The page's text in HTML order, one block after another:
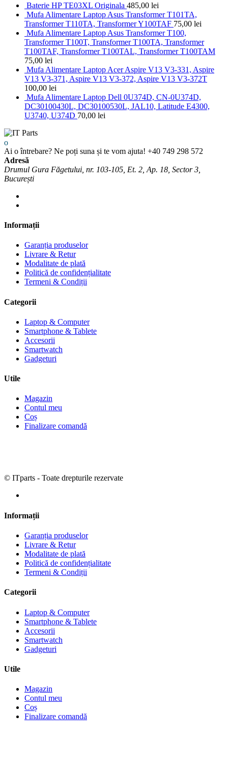
Baterie HP TE03XL Originala 485,00 lei
Mufa Alimentare Laptop Asus Transformer T101TA,
Transformer T110TA, Transformer Y100TAF 75,00 lei
Mufa Alimentare Laptop Asus Transformer T100,
Transformer T100T, Transformer T100TA, Transformer
T100TAF, Transformer T100TAL, Transformer T100TAM
75,00 lei
Mufa Alimentare Laptop Acer Aspire V13 V3-331, Aspire
V13 V3-371, Aspire V13 V3-372, Aspire V13 V3-372T
100,00 lei
Mufa Alimentare Laptop Dell 0U374D, CN-0U374D,
DC30100430L, DC30100530L, JAL10, Latitude E4300,
U3740, U374D 70,00 lei
Ai o întrebare? Ne poți suna și te vom ajuta! +40 749 298 572
Adresă
Drumul Gura Făgetului, nr. 103-105, Et. 2, Ap. 18, Sector 3,
București
Informații
Garanția produselor
Livrare & Retur
Modalitate de plată
Politică de confidențialitate
Termeni & Condiții
Categorii
Laptop & Computer
Smartphone & Tablete
Accesorii
Smartwatch
Gadgeturi
Utile
Magazin
Contul meu
Coș
Finalizare comandă
© ITparts - Toate drepturile rezervate
Informații
Garanția produselor
Livrare & Retur
Modalitate de plată
Politică de confidențialitate
Termeni & Condiții
Categorii
Laptop & Computer
Smartphone & Tablete
Accesorii
Smartwatch
Gadgeturi
Utile
Magazin
Contul meu
Coș
Finalizare comandă